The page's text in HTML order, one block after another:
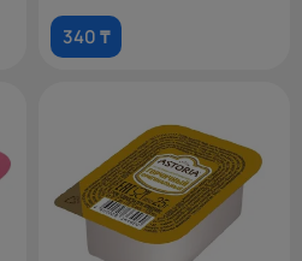
340 ₸